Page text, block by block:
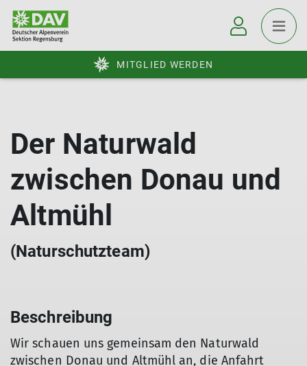
MITGLIED WERDEN
Der Naturwald
zwischen Donau und
Altmühl
(Naturschutzteam)
Beschreibung
Wir schauen uns gemeinsam den Naturwald
zwischen Donau und Altmühl an, die Anfahrt